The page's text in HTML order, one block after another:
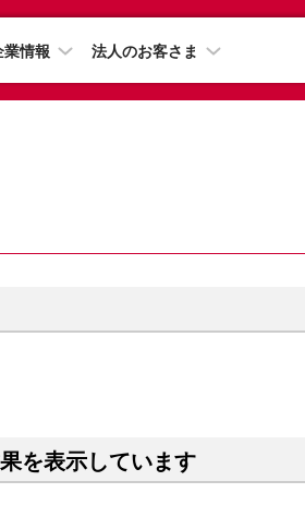
業情報 法人のお客さま
を表示しています